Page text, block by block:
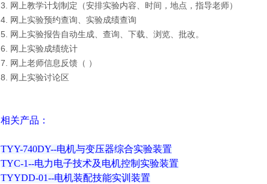
3. 网上教学计划制定（安排实验内容、时间，地点，指导老师）
4. 网上实验预约查询、实验成绩查询
5. 网上实验报告自动生成、查询、下载、浏览、批改。
6. 网上实验成绩统计
7. 网上老师信息反馈（ ）
8. 网上实验讨论区
相关产品：
TYY-740DY--电机与变压器综合实验装置
TYC-1--电力电子技术及电机控制实验装置
TYYDD-01--电机装配技能实训装置